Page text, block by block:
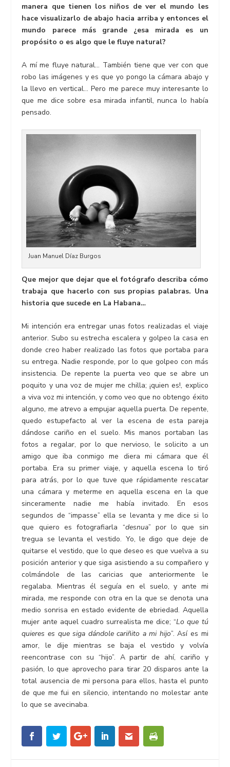
manera que tienen los niños de ver el mundo les
hace visualizarlo de abajo hacia arriba y entonces el
mundo parece más grande ¿esa mirada es un
propósito o es algo que le fluye natural?
A mí me fluye natural… También tiene que ver con que
robo las imágenes y es que yo pongo la cámara abajo y
la llevo en vertical… Pero me parece muy interesante lo
que me dice sobre esa mirada infantil, nunca lo había
pensado.
Juan Manuel Díaz Burgos
Que mejor que dejar que el fotógrafo describa cómo
trabaja que hacerlo con sus propias palabras. Una
historia que sucede en La Habana…
Mi intención era entregar unas fotos realizadas el viaje
anterior. Subo su estrecha escalera y golpeo la casa en
donde creo haber realizado las fotos que portaba para
su entrega. Nadie responde, por lo que golpeo con más
insistencia. De repente la puerta veo que se abre un
poquito y una voz de mujer me chilla; ¡quien es!, explico
a viva voz mi intención, y como veo que no obtengo éxito
alguno, me atrevo a empujar aquella puerta. De repente,
quedo estupefacto al ver la escena de esta pareja
dándose cariño en el suelo. Mis manos portaban las
fotos a regalar, por lo que nervioso, le solicito a un
amigo que iba conmigo me diera mi cámara que él
portaba. Era su primer viaje, y aquella escena lo tiró
para atrás, por lo que tuve que rápidamente rescatar
una cámara y meterme en aquella escena en la que
sinceramente nadie me había invitado. En esos
segundos de “impasse” ella se levanta y me dice si lo
que quiero es fotografiarla “desnua” por lo que sin
tregua se levanta el vestido. Yo, le digo que deje de
quitarse el vestido, que lo que deseo es que vuelva a su
posición anterior y que siga asistiendo a su compañero y
colmándole de las caricias que anteriormente le
regalaba. Mientras él seguía en el suelo, y ante mi
mirada, me responde con otra en la que se denota una
medio sonrisa en estado evidente de ebriedad. Aquella
mujer ante aquel cuadro surrealista me dice; “Lo que tú
quieres es que siga dándole cariñito a mi hijo”. Así es mi
amor, le dije mientras se baja el vestido y volvía
reencontrase con su “hijo”. A partir de ahí, cariño y
pasión, lo que aprovecho para tirar 20 disparos ante la
total ausencia de mi persona para ellos, hasta el punto
de que me fui en silencio, intentando no molestar ante
lo que se avecinaba.